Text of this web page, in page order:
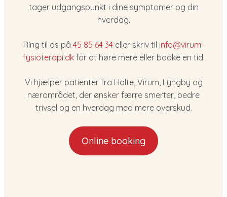
tager udgangspunkt i dine symptomer og din
hverdag.
Ring til os på 45 85 64 34 eller skriv til info@virum-
fysioterapi.dkfor at høre mere eller booke en tid.
Vi hjælper patienter fra Holte, Virum, Lyngby og
nærområdet, der ønsker færre smerter, bedre
trivsel og en hverdag med mere overskud.
Online booking